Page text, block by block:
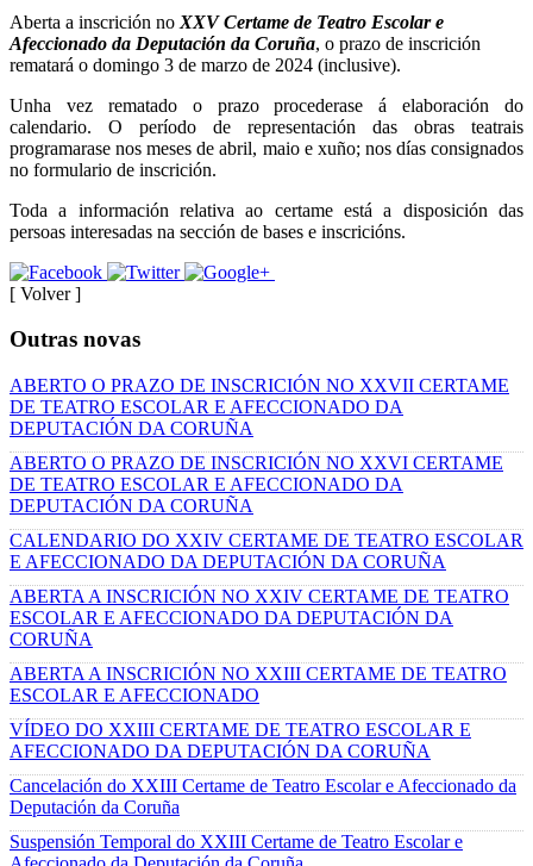
Aberta a inscrición no XXV Certame de Teatro Escolar e
Afeccionado da Deputación da Coruña, o prazo de inscrición
rematará o domingo 3 de marzo de 2024 (inclusive).
Unha vez rematado o prazo procederase á elaboración do
calendario. O período de representación das obras teatrais
programarase nos meses de abril, maio e xuño; nos días consignados
no formulario de inscrición.
Toda a información relativa ao certame está a disposición das
persoas interesadas na sección de bases e inscricións.
[ Volver ]
Outras novas
ABERTO O PRAZO DE INSCRICIÓN NO XXVII CERTAME
DE TEATRO ESCOLAR E AFECCIONADO DA
DEPUTACIÓN DA CORUÑA
ABERTO O PRAZO DE INSCRICIÓN NO XXVI CERTAME
DE TEATRO ESCOLAR E AFECCIONADO DA
DEPUTACIÓN DA CORUÑA
CALENDARIO DO XXIV CERTAME DE TEATRO ESCOLAR
E AFECCIONADO DA DEPUTACIÓN DA CORUÑA
ABERTA A INSCRICIÓN NO XXIV CERTAME DE TEATRO
ESCOLAR E AFECCIONADO DA DEPUTACIÓN DA
CORUÑA
ABERTA A INSCRICIÓN NO XXIII CERTAME DE TEATRO
ESCOLAR E AFECCIONADO
VÍDEO DO XXIII CERTAME DE TEATRO ESCOLAR E
AFECCIONADO DA DEPUTACIÓN DA CORUÑA
Cancelación do XXIII Certame de Teatro Escolar e Afeccionado da
Deputación da Coruña
Suspensión Temporal do XXIII Certame de Teatro Escolar e